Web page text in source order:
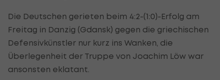
Die Deutschen gerieten beim 4:2-(1:0)-Erfolg am
Freitag in Danzig (Gdansk) gegen die griechischen
Defensivkünstler nur kurz ins Wanken, die
Überlegenheit der Truppe von Joachim Löw war
ansonsten eklatant.